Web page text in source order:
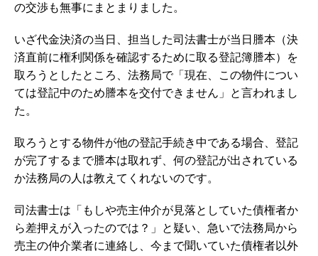
の交渉も無事にまとまりました。
いざ代金決済の当日、担当した司法書士が当日謄本（決
済直前に権利関係を確認するために取る登記簿謄本）を
取ろうとしたところ、法務局で「現在、この物件につい
ては登記中のため謄本を交付できません」と言われまし
た。
取ろうとする物件が他の登記手続き中である場合、登記
が完了するまで謄本は取れず、何の登記が出されている
か法務局の人は教えてくれないのです。
司法書士は「もしや売主仲介が見落としていた債権者か
ら差押えが入ったのでは？」と疑い、急いで法務局から
売主の仲介業者に連絡し、今まで聞いていた債権者以外